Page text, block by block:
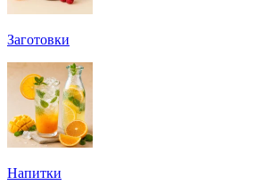
Заготовки
Напитки